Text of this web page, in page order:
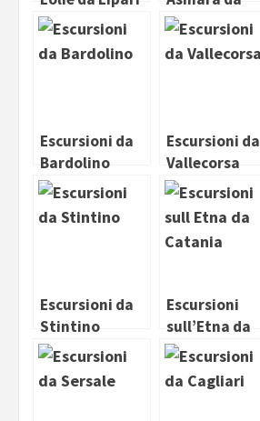
Stintino
Escursioni da
Bardolino
Escursioni da
Vallecorsa
Escursioni da
Stintino
Escursioni
sull’Etna da
Catania